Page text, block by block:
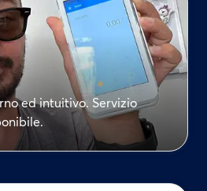
ed intuitivo. Servizio